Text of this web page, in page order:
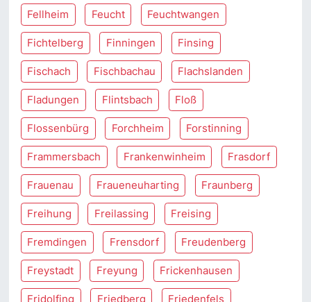
Fellheim Feucht Feuchtwangen
Fichtelberg Finningen Finsing
Fischach Fischbachau Flachslanden
Fladungen Flintsbach Floß
Flossenbürg Forchheim Forstinning
Frammersbach Frankenwinheim Frasdorf
Frauenau Fraueneuharting Fraunberg
Freihung Freilassing Freising
Fremdingen Frensdorf Freudenberg
Freystadt Freyung Frickenhausen
Fridolfing Friedberg Friedenfels